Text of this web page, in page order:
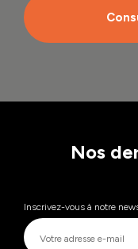
Nos
Inscrivez-vous à notre